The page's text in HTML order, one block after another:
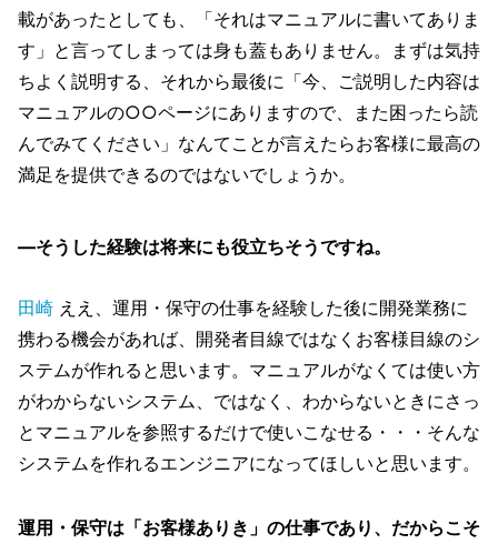
載があったとしても、「それはマニュアルに書いてありま
す」と言ってしまっては身も蓋もありません。まずは気持
ちよく説明する、それから最後に「今、ご説明した内容は
マニュアルの○○ページにありますので、また困ったら読
んでみてください」なんてことが言えたらお客様に最高の
満足を提供できるのではないでしょうか。
―そうした経験は将来にも役立ちそうですね。
田崎 ええ、運用・保守の仕事を経験した後に開発業務に
携わる機会があれば、開発者目線ではなくお客様目線のシ
ステムが作れると思います。マニュアルがなくては使い方
がわからないシステム、ではなく、わからないときにさっ
とマニュアルを参照するだけで使いこなせる・・・そんな
システムを作れるエンジニアになってほしいと思います。
運用・保守は「お客様ありき」の仕事であり、だからこそ